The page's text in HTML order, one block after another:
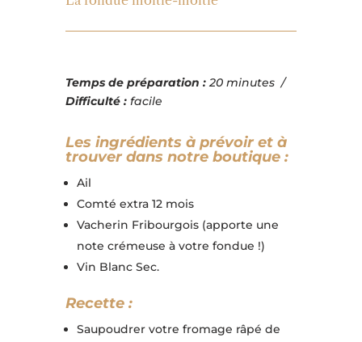
Temps de préparation :20 minutes /
Difficulté :facile
Les ingrédients à prévoir et à
trouver dans notre boutique :
Ail
Comté extra 12 mois
Vacherin Fribourgois (apporte une
note crémeuse à votre fondue !)
Vin Blanc Sec.
Recette :
Saupoudrer votre fromage râpé de